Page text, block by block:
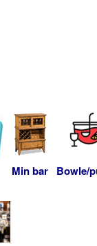
Min bar Bowle/